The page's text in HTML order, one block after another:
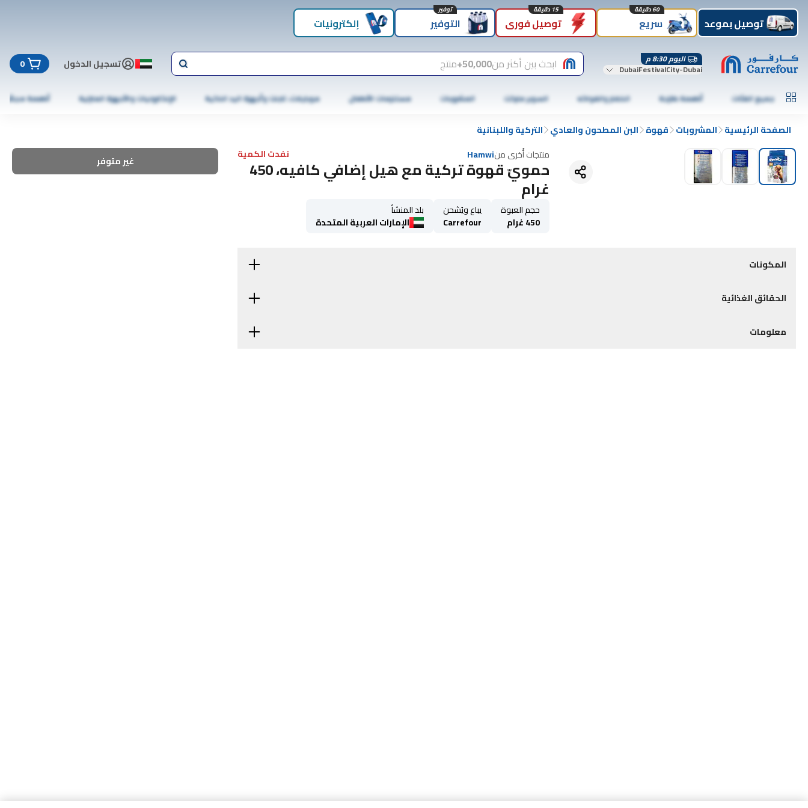
توصيل بموعد سريع
60 دقيقة
توصيل فوري
15 دقيقة
التوفير
توفير
إلكترونيات
اليوم 8:30 م
DubaiFestivalCity-Dubai ابحث بين أكثر من50,000+ منتج تسجيل الدخول 0
جميع الفئات أطعمة طازجة الخضار والفواكه السوبر ماركت المشروبات مستلزمات الأطفال موبايلات، تابلت وأجهزة اليد الذكية الإلكترونيات والأجهزة المنزلية أطعمة مجمّدة
الصفحة الرئيسية المشروبات قهوة البن المطحون والعادي التركية واللبنانية
منتجات أُخرى منHamwi نفدت الكمية
حمويّ قهوة تركية مع هيل إضافي كافيه، 450
غرام
حجم العبوة
450 غرام
يباع ويُشحن
Carrefour
بلد المنشأ
الإمارات العربية المتحدة
غير متوفر
المكونات
الحقائق الغذائية
معلومات